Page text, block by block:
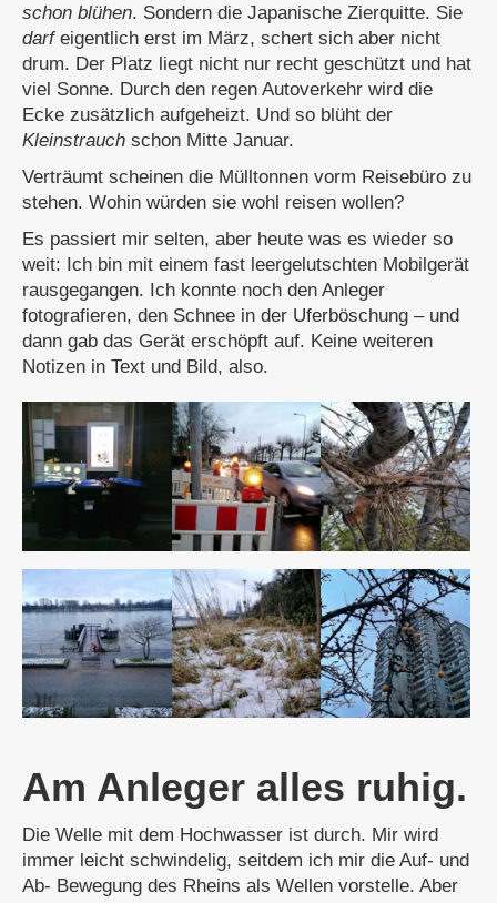
schon blühen. Sondern die Japanische Zierquitte. Sie
darfeigentlich erst im März, schert sich aber nicht
drum. Der Platz liegt nicht nur recht geschützt und hat
viel Sonne. Durch den regen Autoverkehr wird die
Ecke zusätzlich aufgeheizt. Und so blüht der
Kleinstrauch schon Mitte Januar.
Verträumt scheinen die Mülltonnen vorm Reisebüro zu
stehen. Wohin würden sie wohl reisen wollen?
Es passiert mir selten, aber heute was es wieder so
weit: Ich bin mit einem fast leergelutschten Mobilgerät
rausgegangen. Ich konnte noch den Anleger
fotografieren, den Schnee in der Uferböschung – und
dann gab das Gerät erschöpft auf. Keine weiteren
Notizen in Text und Bild, also.
Am Anleger alles ruhig.
Die Welle mit dem Hochwasser ist durch. Mir wird
immer leicht schwindelig, seitdem ich mir die Auf- und
Ab- Bewegung des Rheins als Wellen vorstelle. Aber